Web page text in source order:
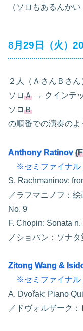
（ソロもあるんかい
8月29日（火）
２人（ＡさんＢさん
ソロＡ → クインテ
ソロＢ
の順番での演奏のよ
Anthony Ratinov
※セミファイナル
S. Rachmaninov:
／ラフマニノフ：
No. 9
F. Chopin: Sonata
／ショパン：ソナ
Zitong Wang &
※セミファイナル
A. Dvořak: Piano
／ドヴォルザーク